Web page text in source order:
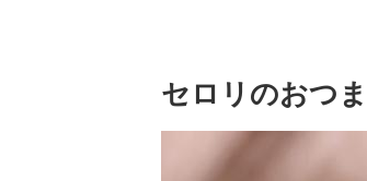
セロリのおつ